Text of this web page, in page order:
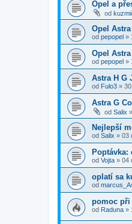
Opel a
od
Opel
od pepopel »
Opel
od pepopel »
Astra H G
od Fulo3 »
Astra G
od Salix »
Nejlepší
od Salix » 03
Poptávka:
od Vojta » 04
oplatí sa
od
pomoc při
od Raduna »